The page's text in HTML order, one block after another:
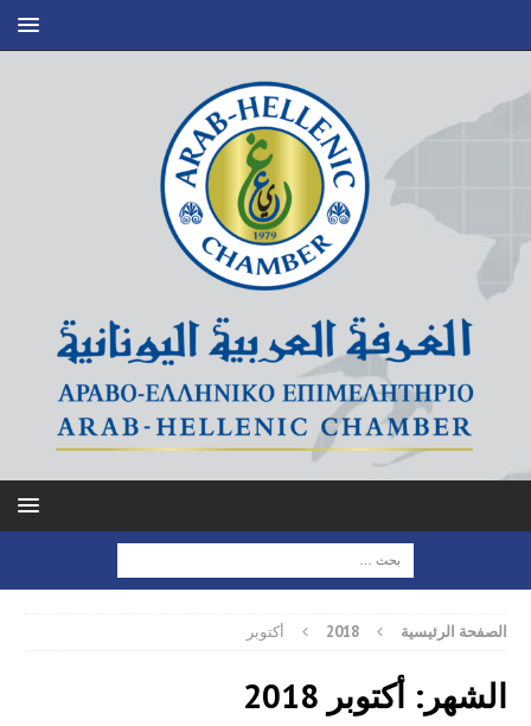
الصفحة الرئيسية 2018 أكتوبر
الشهر: أكتوبر 2018